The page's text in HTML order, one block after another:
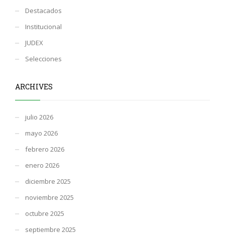
Destacados
Institucional
JUDEX
Selecciones
ARCHIVES
julio 2026
mayo 2026
febrero 2026
enero 2026
diciembre 2025
noviembre 2025
octubre 2025
septiembre 2025